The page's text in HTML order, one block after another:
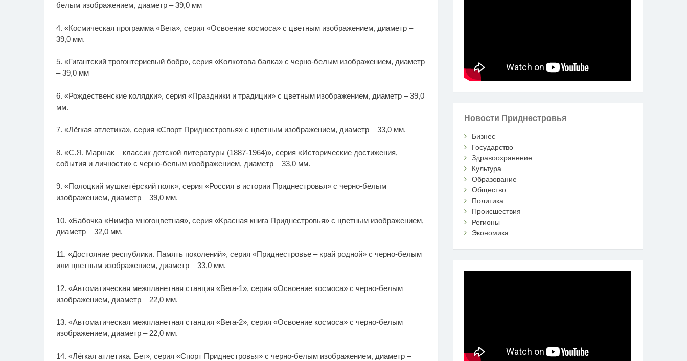
белым изображением, диаметр – 39,0 мм
4. «Космическая программа «Вега», серия «Освоение космоса» с цветным изображением, диаметр –
39,0 мм.
5. «Гигантский трогонтериевый бобр», серия «Колкотова балка» с черно-белым изображением, диаметр
– 39,0 мм
6. «Рождественские колядки», серия «Праздники и традиции» с цветным изображением, диаметр – 39,0
мм.
7. «Лёгкая атлетика», серия «Спорт Приднестровья» с цветным изображением, диаметр – 33,0 мм.
8. «С.Я. Маршак – классик детской литературы (1887-1964)», серия «Исторические достижения,
события и личности» с черно-белым изображением, диаметр – 33,0 мм.
9. «Полоцкий мушкетёрский полк», серия «Россия в истории Приднестровья» с черно-белым
изображением, диаметр – 39,0 мм.
10. «Бабочка «Нимфа многоцветная», серия «Красная книга Приднестровья» с цветным изображением,
диаметр – 32,0 мм.
11. «Достояние республики. Память поколений», серия «Приднестровье – край родной» с черно-белым
или цветным изображением, диаметр – 33,0 мм.
12. «Автоматическая межпланетная станция «Вега-1», серия «Освоение космоса» с черно-белым
изображением, диаметр – 22,0 мм.
13. «Автоматическая межпланетная станция «Вега-2», серия «Освоение космоса» с черно-белым
изображением, диаметр – 22,0 мм.
14. «Лёгкая атлетика. Бег», серия «Спорт Приднестровья» с черно-белым изображением, диаметр –
Новости Приднестровья
Бизнес
Государство
Здравоохранение
Культура
Образование
Общество
Политика
Происшествия
Регионы
Экономика